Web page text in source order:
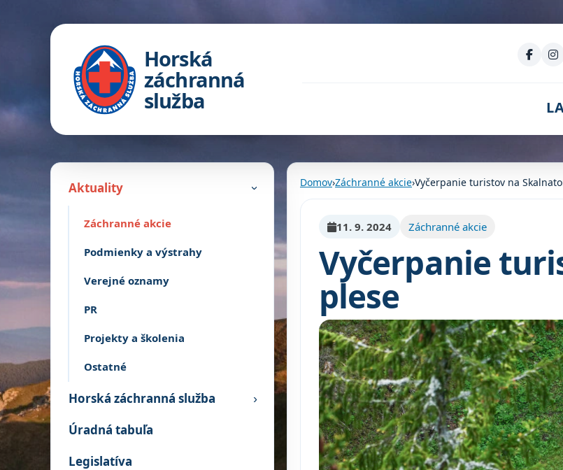
Horská
záchranná
služba
Aktuality ›
Záchranné akcie
Podmienky a výstrahy
Verejné oznamy
PR
Projekty a školenia
Ostatné
Horská záchranná služba ›
Úradná tabuľa
Legislatíva
Domov›Záchranné akcie›Vyčerpanie turistov na
11. 9. 2024 Záchranné akcie
Vyčerpanie
plese